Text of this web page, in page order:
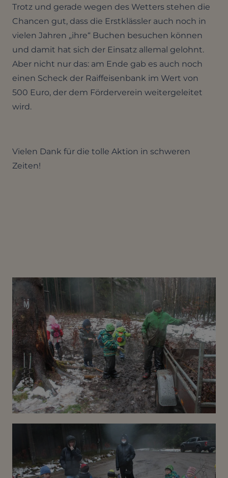
Trotz und gerade wegen des Wetters stehen die
Chancen gut, dass die Erstklässler auch noch in
vielen Jahren „ihre“ Buchen besuchen können
und damit hat sich der Einsatz allemal gelohnt.
Aber nicht nur das: am Ende gab es auch noch
einen Scheck der Raiffeisenbank im Wert von
500 Euro, der dem Förderverein weitergeleitet
wird.
Vielen Dank für die tolle Aktion in schweren
Zeiten!